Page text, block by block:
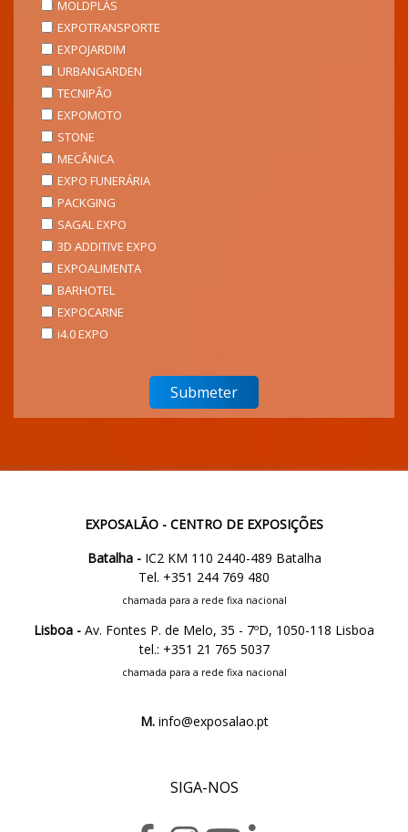
MOLDPLÁS
EXPOTRANSPORTE
EXPOJARDIM
URBANGARDEN
TECNIPÃO
EXPOMOTO
STONE
MECÂNICA
EXPO FUNERÁRIA
PACKGING
SAGAL EXPO
3D ADDITIVE EXPO
EXPOALIMENTA
BARHOTEL
EXPOCARNE
i4.0 EXPO
EXPOSALÃO - CENTRO DE EXPOSIÇÕES
Batalha -IC2 KM 110 2440-489 Batalha
Tel. +351 244 769 480
chamada para a rede fixa nacional
Lisboa - Av. Fontes P. de Melo, 35 - 7ºD, 1050-118 Lisboa
tel.: +351 21 765 5037
chamada para a rede fixa nacional
M.info@exposalao.pt
SIGA-NOS